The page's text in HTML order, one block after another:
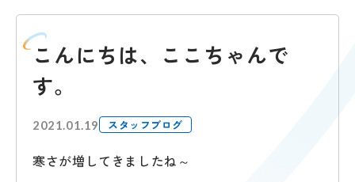
こんにちは、ここちゃんで
す。
2021.01.19 スタッフブログ
寒さが増してきましたね～